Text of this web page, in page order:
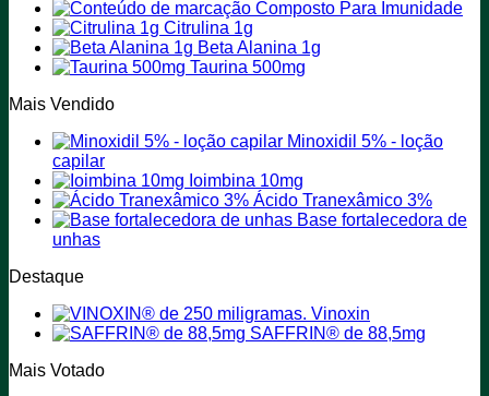
produto
Composto Para Imunidade
Citrulina 1g
Beta Alanina 1g
Taurina 500mg
Mais Vendido
Minoxidil 5% - loção
capilar
Ioimbina 10mg
Ácido Tranexâmico 3%
Base fortalecedora de
unhas
Destaque
Vinoxin
SAFFRIN® de 88,5mg
Mais Votado